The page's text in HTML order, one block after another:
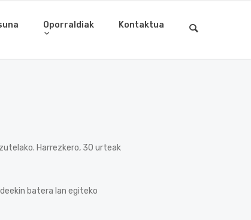
Oporraldiak Kontaktua
Harrezkero, 30 urteak
batera lan egiteko